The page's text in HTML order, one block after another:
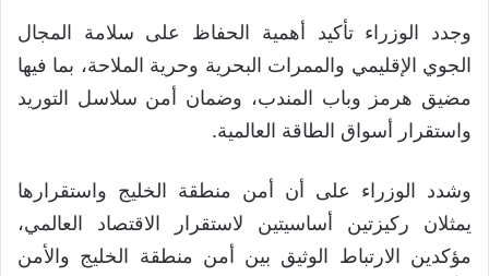
وجدد الوزراء تأكيد أهمية الحفاظ على سلامة المجال
الجوي الإقليمي والممرات البحرية وحرية الملاحة، بما فيها
مضيق هرمز وباب المندب، وضمان أمن سلاسل التوريد
واستقرار أسواق الطاقة العالمية.
وشدد الوزراء على أن أمن منطقة الخليج واستقرارها
يمثلان ركيزتين أساسيتين لاستقرار الاقتصاد العالمي،
مؤكدين الارتباط الوثيق بين أمن منطقة الخليج والأمن